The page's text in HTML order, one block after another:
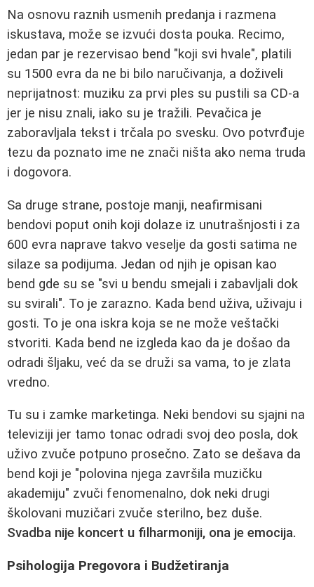
Na osnovu raznih usmenih predanja i razmena
iskustava, može se izvući dosta pouka. Recimo,
jedan par je rezervisao bend "koji svi hvale", platili
su 1500 evra da ne bi bilo naručivanja, a doživeli
neprijatnost: muziku za prvi ples su pustili sa CD-a
jer je nisu znali, iako su je tražili. Pevačica je
zaboravljala tekst i trčala po svesku. Ovo potvrđuje
tezu da poznato ime ne znači ništa ako nema truda
i dogovora.
Sa druge strane, postoje manji, neafirmisani
bendovi poput onih koji dolaze iz unutrašnjosti i za
600 evra naprave takvo veselje da gosti satima ne
silaze sa podijuma. Jedan od njih je opisan kao
bend gde su se "svi u bendu smejali i zabavljali dok
su svirali". To je zarazno. Kada bend uživa, uživaju i
gosti. To je ona iskra koja se ne može veštački
stvoriti. Kada bend ne izgleda kao da je došao da
odradi šljaku, već da se druži sa vama, to je zlata
vredno.
Tu su i zamke marketinga. Neki bendovi su sjajni na
televiziji jer tamo tonac odradi svoj deo posla, dok
uživo zvuče potpuno prosečno. Zato se dešava da
bend koji je "polovina njega završila muzičku
akademiju" zvuči fenomenalno, dok neki drugi
školovani muzičari zvuče sterilno, bez duše.
Svadba nije koncert u filharmoniji, ona je emocija.
Psihologija Pregovora i Budžetiranja